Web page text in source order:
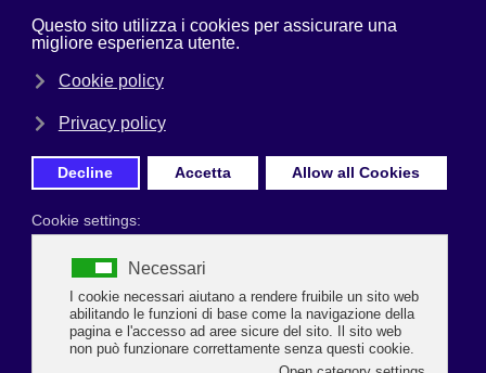
Chi Siamo
Sei qui:Home
Prima Pagina
a Punta Marina Terme al bagno
Kiribati e Albergo Medusa
Alle ore 17 e alle ore 20
Due appuntamenti oggi venerdì 16 luglio per Happy Bio 2021: i sapori della
frutta bio in riva al mare faranno tappa alBAGNO KIRIBATI N° 64